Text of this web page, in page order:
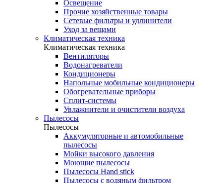
Освещение
Прочие хозяйственные товары
Сетевые фильтры и удлинители
Уход за вещами
Климатическая техника
Климатическая техника
Вентиляторы
Водонагреватели
Кондиционеры
Напольные мобильные кондиционеры
Обогревательные приборы
Сплит-системы
Увлажнители и очистители воздуха
Пылесосы
Пылесосы
Аккумуляторные и автомобильные
пылесосы
Мойки высокого давления
Моющие пылесосы
Пылесосы Hand stick
Пылесосы с водяным фильтром